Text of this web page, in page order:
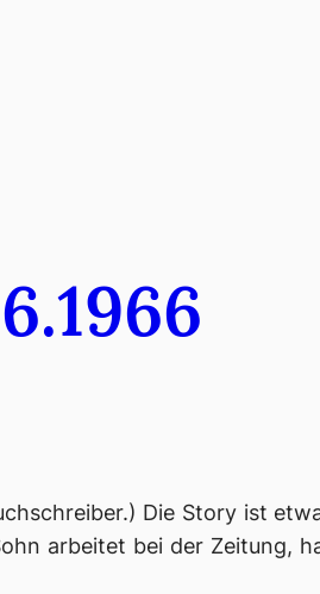
Die Story ist
arbeitet bei der Zeitung,